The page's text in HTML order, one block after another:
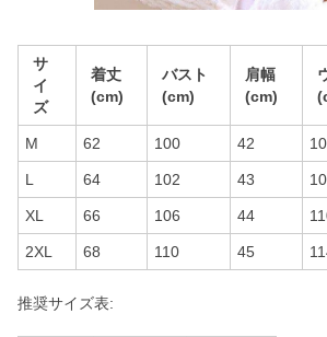
サ
イ
ズ
着丈
(cm)
バスト
(cm)
肩幅
(cm)
M 62 100 42
L 64 102 43
XL 66 106 44
2XL 68 110 45
推奨サイズ表: